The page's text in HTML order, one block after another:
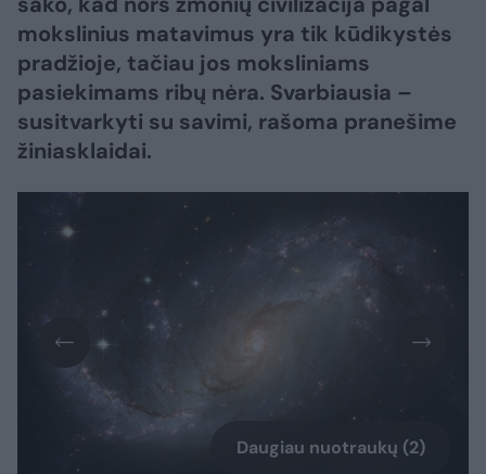
mokslinius matavimus yra tik kūdikystės
pradžioje, tačiau jos moksliniams
pasiekimams ribų nėra. Svarbiausia –
susitvarkyti su savimi, rašoma pranešime
žiniasklaidai.
Daugiau nuotraukų (2)